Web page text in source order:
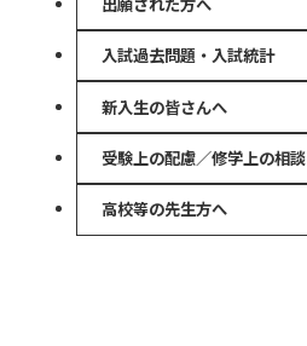
入試過去問題・入試統計
新入生の皆さんへ
受験上の配慮／修学上の相談
高校等の先生方へ